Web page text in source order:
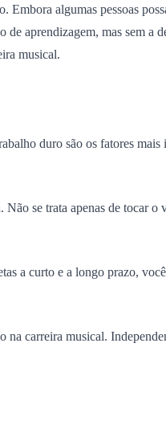
algumas pessoas
aprendizagem, mas sem
musical.
duro são os fatores
se trata apenas de tocar
a curto e a longo prazo,
carreira musical.